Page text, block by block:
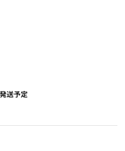
送予定